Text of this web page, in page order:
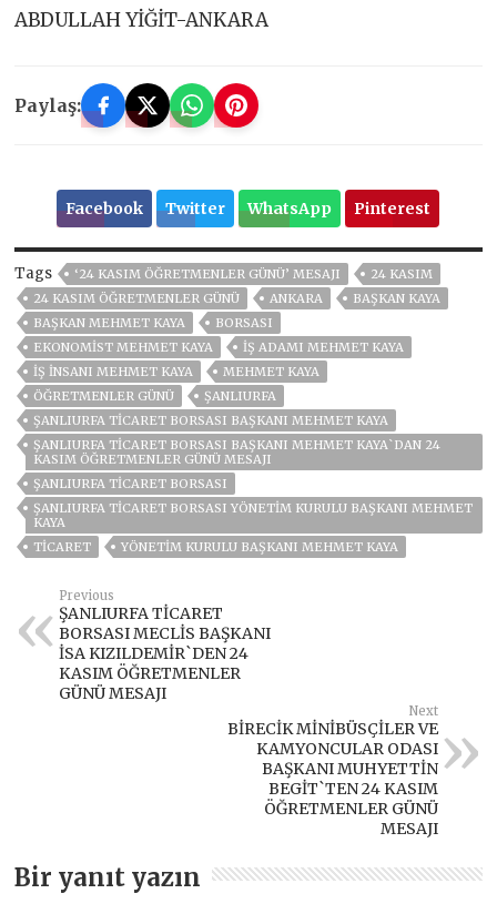
ABDULLAH YİĞİT-ANKARA
Paylaş:
Facebook Twitter WhatsApp Pinterest
Tags ‘24 KASIM ÖĞRETMENLER GÜNÜ’ MESAJI
24 KASIM
24 KASIM ÖĞRETMENLER GÜNÜ
ANKARA
BAŞKAN KAYA
BAŞKAN MEHMET KAYA
BORSASI
EKONOMIST MEHMET KAYA
IŞ ADAMI MEHMET KAYA
IŞ INSANI MEHMET KAYA
MEHMET KAYA
ÖĞRETMENLER GÜNÜ
ŞANLIURFA
ŞANLIURFA TİCARET BORSASI BAŞKANI MEHMET KAYA
ŞANLIURFA TİCARET BORSASI BAŞKANI MEHMET KAYA`DAN 24
KASIM ÖĞRETMENLER GÜNÜ MESAJI
ŞANLIURFA TICARET BORSASI
ŞANLIURFA TICARET BORSASI YÖNETIM KURULU BAŞKANI MEHMET
KAYA
TICARET
YÖNETIM KURULU BAŞKANI MEHMET KAYA
Previous
ŞANLIURFA TİCARET
BORSASI MECLİS BAŞKANI
İSA KIZILDEMİR`DEN 24
KASIM ÖĞRETMENLER
GÜNÜ MESAJI
Next
BİRECİK MİNİBÜSÇİLER VE
KAMYONCULAR ODASI
BAŞKANI MUHYETTİN
BEGİT`TEN 24 KASIM
ÖĞRETMENLER GÜNÜ
MESAJI
Bir yanıt yazın